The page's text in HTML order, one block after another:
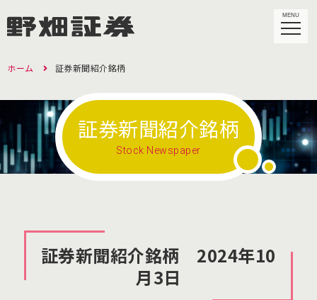
MENU
ホーム 証券新聞紹介銘柄
証券新聞紹介銘柄
Stock Newspaper
証券新聞紹介銘柄 2024年10
月3日